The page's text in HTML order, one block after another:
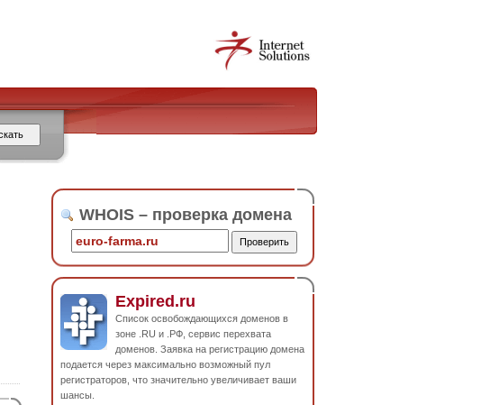
WHOIS – проверка домена
Expired.ru
Список освобождающихся доменов в
зоне .RU и .РФ, сервис перехвата
доменов. Заявка на регистрацию домена
подается через максимально возможный пул
регистраторов, что значительно увеличивает ваши
шансы.